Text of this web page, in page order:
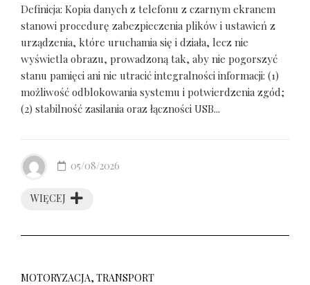
Definicja: Kopia danych z telefonu z czarnym ekranem
stanowi procedurę zabezpieczenia plików i ustawień z
urządzenia, które uruchamia się i działa, lecz nie
wyświetla obrazu, prowadzoną tak, aby nie pogorszyć
stanu pamięci ani nie utracić integralności informacji: (1)
możliwość odblokowania systemu i potwierdzenia zgód;
(2) stabilność zasilania oraz łączności USB...
WIĘCEJ
05/08/2026
MOTORYZACJA, TRANSPORT